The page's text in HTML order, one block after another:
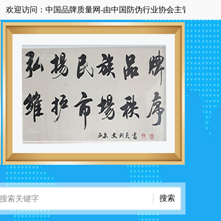
访问：中国品牌质量网-由中国防伪行业协会主管主办国家级